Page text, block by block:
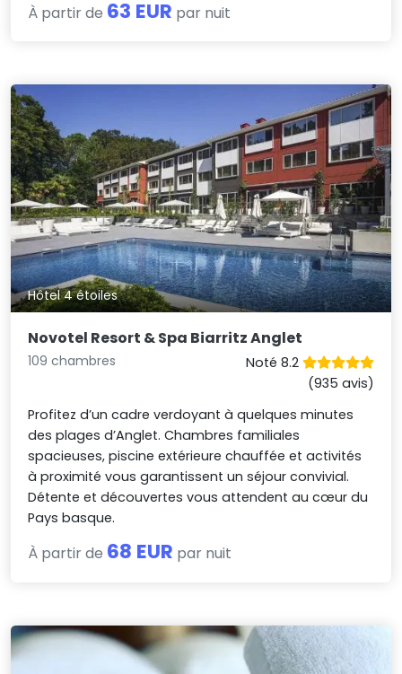
À partir de 63 EUR par nuit
Hôtel 4 étoiles
Novotel Resort & Spa Biarritz Anglet
109 chambres
Noté 8.2
(935 avis)
Profitez d’un cadre verdoyant à quelques minutes
des plages d’Anglet. Chambres familiales
spacieuses, piscine extérieure chauffée et activités
à proximité vous garantissent un séjour convivial.
Détente et découvertes vous attendent au cœur du
Pays basque.
À partir de 68 EUR par nuit